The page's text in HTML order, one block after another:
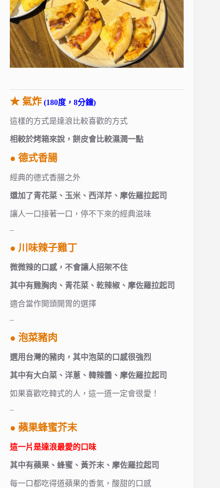
★ 氣炸 (180度，8分鐘)
這樣的方式是達浪比較喜歡的方式
相較於烤箱來說，餅皮會比較濕潤一點
● 德式香腸
經典的德式香腸之外
還加了青花菜、玉米、西洋芹、摩佐羅拉起司
讓人一口接著一口，停不下來的經典滋味
–
● 川味辣子雞丁
微微辣的口感，不會讓人招架不住
其中有雞胸肉、青花菜、乾辣椒、摩佐羅拉起司
適合當作開頭開胃的選擇
–
● 泡菜豬肉
選用台灣的豬肉，其中泡菜的口感很強烈
其中有大白菜、洋蔥、韓辣醬、摩佐羅拉起司
如果喜歡吃韓式的人，這一道一定會很愛！
–
● 蘋果蜂蜜芥末
這一片是達浪最愛的口味
其中有蘋果、蜂蜜、黃芥末、摩佐羅拉起司
每一口都吃得道蘋果的香氣，酸甜的口感